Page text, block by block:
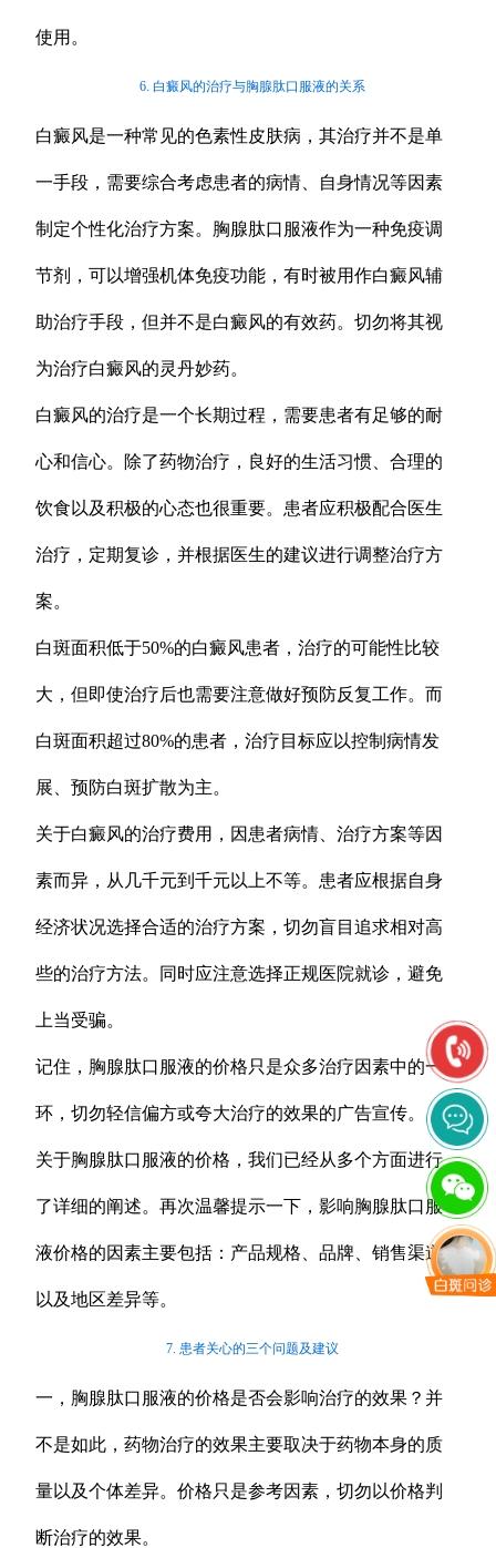
使用。
6. 白癜风的治疗与胸腺肽口服液的关系
白癜风是一种常见的色素性皮肤病，其治疗并不是单
一手段，需要综合考虑患者的病情、自身情况等因素
制定个性化治疗方案。胸腺肽口服液作为一种免疫调
节剂，可以增强机体免疫功能，有时被用作白癜风辅
助治疗手段，但并不是白癜风的有效药。切勿将其视
为治疗白癜风的灵丹妙药。
白癜风的治疗是一个长期过程，需要患者有足够的耐
心和信心。除了药物治疗，良好的生活习惯、合理的
饮食以及积极的心态也很重要。患者应积极配合医生
治疗，定期复诊，并根据医生的建议进行调整治疗方
案。
白斑面积低于50%的白癜风患者，治疗的可能性比较
大，但即使治疗后也需要注意做好预防反复工作。而
白斑面积超过80%的患者，治疗目标应以控制病情发
展、预防白斑扩散为主。
关于白癜风的治疗费用，因患者病情、治疗方案等因
素而异，从几千元到千元以上不等。患者应根据自身
经济状况选择合适的治疗方案，切勿盲目追求相对高
些的治疗方法。同时应注意选择正规医院就诊，避免
上当受骗。
记住，胸腺肽口服液的价格只是众多治疗因素中的一
环，切勿轻信偏方或夸大治疗的效果的广告宣传。
关于胸腺肽口服液的价格，我们已经从多个方面进行
了详细的阐述。再次温馨提示一下，影响胸腺肽口服
液价格的因素主要包括：产品规格、品牌、销售渠道
以及地区差异等。
7. 患者关心的三个问题及建议
一，胸腺肽口服液的价格是否会影响治疗的效果？并
不是如此，药物治疗的效果主要取决于药物本身的质
量以及个体差异。价格只是参考因素，切勿以价格判
断治疗的效果。